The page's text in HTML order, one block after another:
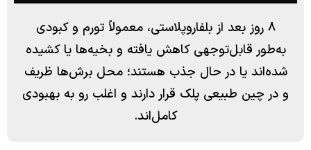
۸ روز بعد از بلفاروپلاستی، معمولاً تورم و کبودی
به‌طور قابل‌توجهی کاهش یافته و بخیه‌ها یا کشیده
شده‌اند یا در حال جذب هستند؛ محل برش‌ها ظریف
و در چین طبیعی پلک قرار دارند و اغلب رو به بهبودی
کامل‌اند.